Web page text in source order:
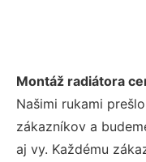
Montáž radiátora
Našimi rukami
zákazníkov a
aj vy. Každému